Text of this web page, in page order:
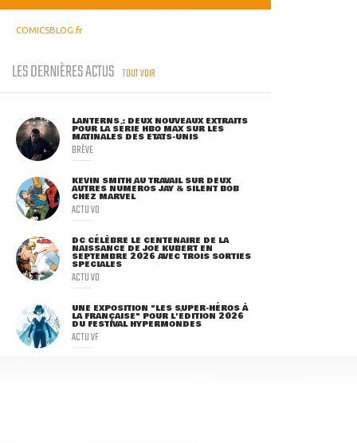
COMICSBLOG.fr
LES DERNIÈRES ACTUS TOUT VOIR
LANTERNS : DEUX NOUVEAUX EXTRAITS
POUR LA SÉRIE HBO MAX SUR LES
MATINALES DES ETATS-UNIS
BRÈVE
KEVIN SMITH AU TRAVAIL SUR DEUX
AUTRES NUMÉROS JAY & SILENT BOB
CHEZ MARVEL
ACTU VO
DC CÉLÈBRE LE CENTENAIRE DE LA
NAISSANCE DE JOE KUBERT EN
SEPTEMBRE 2026 AVEC TROIS SORTIES
SPÉCIALES
ACTU VO
UNE EXPOSITION "LES SUPER-HÉROS À
LA FRANÇAISE" POUR L'ÉDITION 2026
DU FESTIVAL HYPERMONDES
ACTU VF